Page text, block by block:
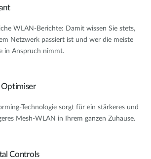
WLAN-Berichte: Damit wissen Sie stets,
Netzwerk passiert ist und wer die meiste
in Anspruch nimmt.
Technologie sorgt für ein stärkeres und
Mesh-WLAN in Ihrem ganzen Zuhause.
Controls